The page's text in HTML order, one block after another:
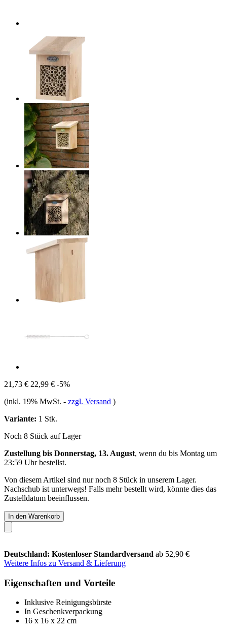
21,73 € 22,99 € -5%
(inkl. 19% MwSt. - zzgl. Versand )
Variante: 1 Stk.
Noch 8 Stück auf Lager
Zustellung bis Donnerstag, 13. August, wenn du bis Montag um
23:59 Uhrbestellst.
Von diesem Artikel sind nur noch 8 Stück in unserem Lager.
Nachschub ist unterwegs! Falls mehr bestellt wird, könnte dies das
Zustelldatum beeinflussen.
In den Warenkorb
Deutschland: Kostenloser Standardversand ab 52,90 €
Weitere Infos zu Versand & Lieferung
Eigenschaften und Vorteile
Inklusive Reinigungsbürste
In Geschenkverpackung
16 x 16 x 22 cm